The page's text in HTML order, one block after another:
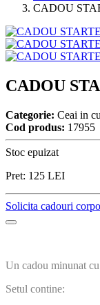
CADOU
CADOU
Categorie: Ceai in
Cod produs: 17955
Stoc epuizat
Pret: 125 LEI
Solicita cadouri
Un cadou minunat
Setul contine: